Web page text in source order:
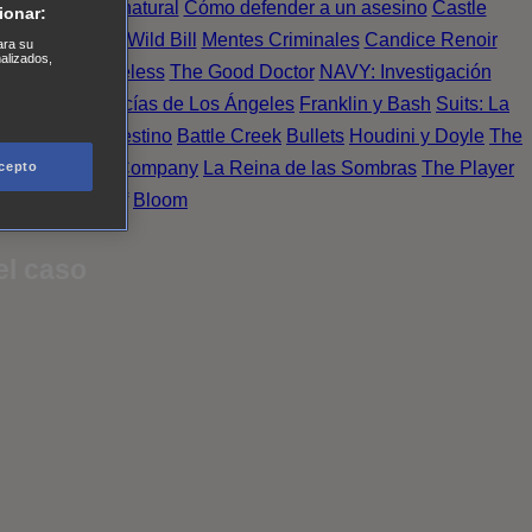
Sobrenatural Cómo defender a un asesino Castle
de Noche Wild Bill Mentes Criminales Candice Renoir
crimen Timeless The Good Doctor NAVY: Investigación
Finest. Policías de Los Ángeles Franklin y Bash Suits: La
Último Destino Battle Creek Bullets Houdini y Doyle The
X Company La Reina de las Sombras The Player
Bloom
su